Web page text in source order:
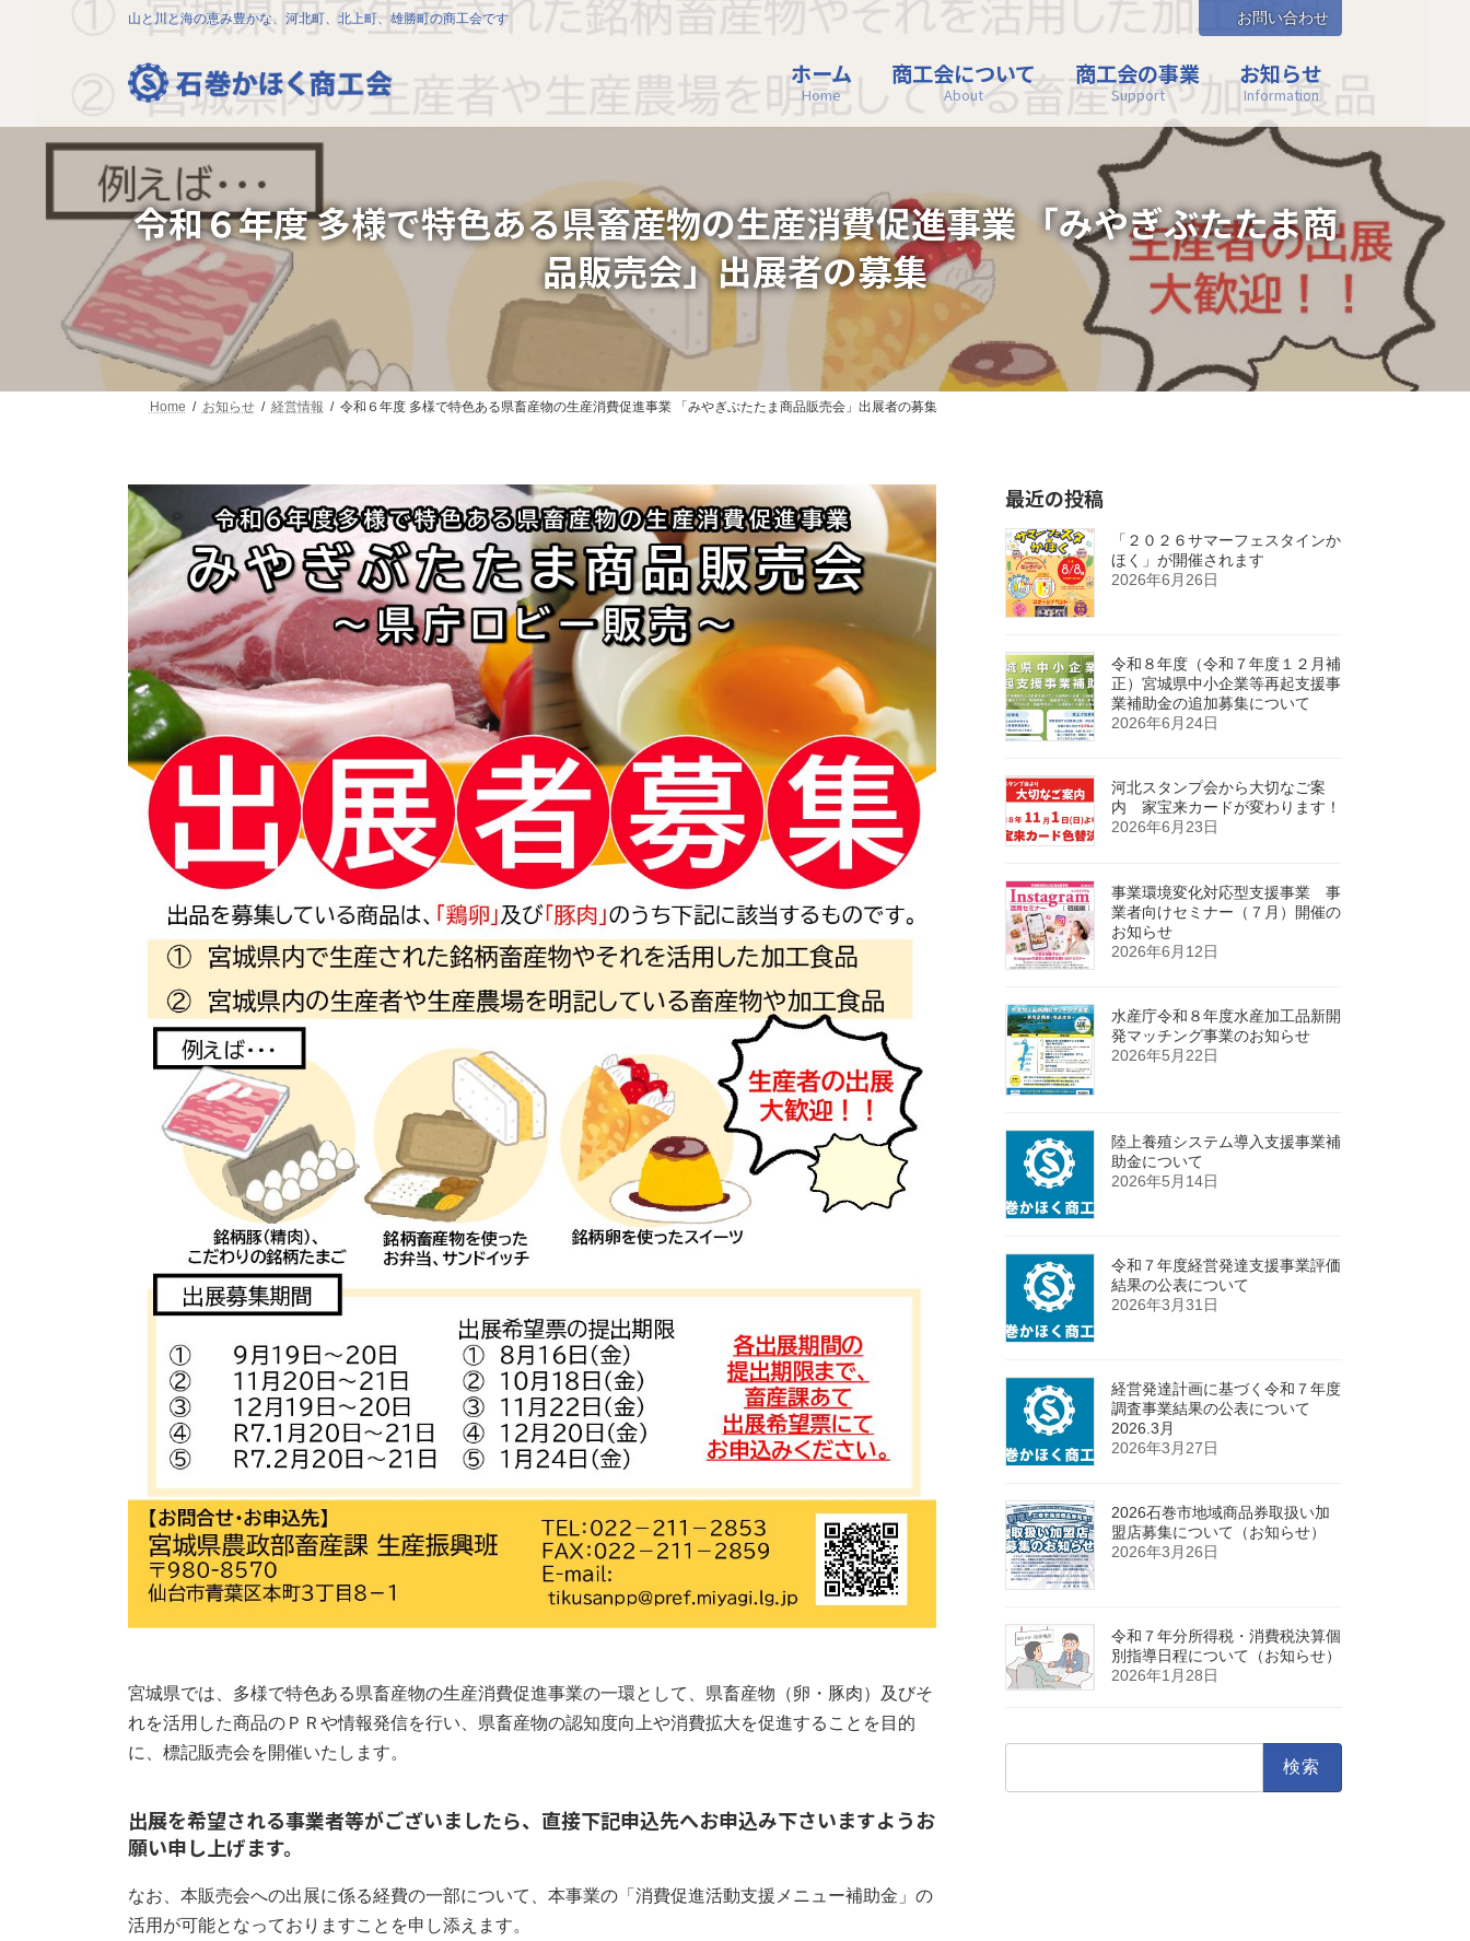
へ
ョ
山と川と海の恵み豊かな、河北町、北上町、雄勝町の商工会です お問い合わせ
ホーム
Home
商工会について
About
商工会の事業
Support
お知らせ
Information
令和６年度 多様で特色ある県畜産物の生産消費促進事業 「みやぎぶたたま商
品販売会」出展者の募集
Home お知らせ 経営情報 令和６年度 多様で特色ある県畜産物の生産消費促進事業 「みやぎぶたたま商品販売会」出展者の募集
宮城県では、多様で特色ある県畜産物の生産消費促進事業の一環として、県畜産物（卵・豚肉）及びそ
れを活用した商品のＰＲや情報発信を行い、県畜産物の認知度向上や消費拡大を促進することを目的
に、標記販売会を開催いたします。
出展を希望される事業者等がございましたら、直接下記申込先へお申込み下さいますようお
願い申し上げます。
なお、本販売会への出展に係る経費の一部について、本事業の「消費促進活動支援メニュー補助金」の
活用が可能となっておりますことを申し添えます。
最近の投稿
「２０２６サマーフェスタインか
ほく」が開催されます
2026年6月26日
令和８年度（令和７年度１２月補
正）宮城県中小企業等再起支援事
業補助金の追加募集について
2026年6月24日
河北スタンプ会から大切なご案
内 家宝来カードが変わります！
2026年6月23日
事業環境変化対応型支援事業 事
業者向けセミナー（７月）開催の
お知らせ
2026年6月12日
水産庁令和８年度水産加工品新開
発マッチング事業のお知らせ
2026年5月22日
陸上養殖システム導入支援事業補
助金について
2026年5月14日
令和７年度経営発達支援事業評価
結果の公表について
2026年3月31日
経営発達計画に基づく令和７年度
調査事業結果の公表について
2026.3月
2026年3月27日
2026石巻市地域商品券取扱い加
盟店募集について（お知らせ）
2026年3月26日
令和７年分所得税・消費税決算個
別指導日程について（お知らせ）
2026年1月28日